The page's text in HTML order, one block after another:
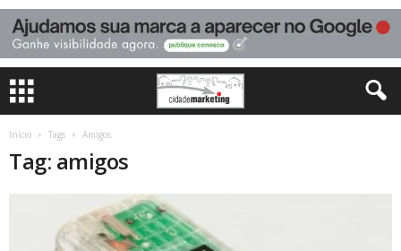
Início Tags Amigos
Tag: amigos